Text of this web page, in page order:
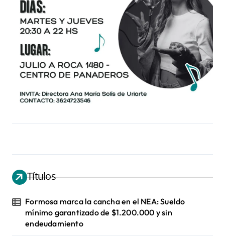
Títulos
Formosa marca la cancha en el NEA: Sueldo
mínimo garantizado de $1.200.000 y sin
endeudamiento